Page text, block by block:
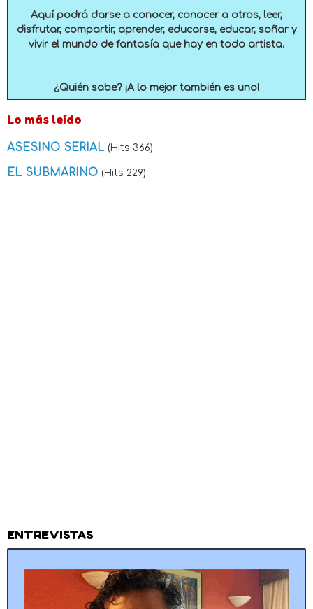
Aquí podrá darse a conocer, conocer a otros, leer,
disfrutar, compartir, aprender, educarse, educar, soñar y
vivir el mundo de fantasía que hay en todo artista.
¿Quién sabe? ¡A lo mejor también es uno!
Lo más leído
ASESINO SERIAL (Hits 366)
EL SUBMARINO (Hits 229)
ENTREVISTAS